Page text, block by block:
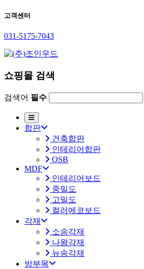
고객센터
031-5175-7043
쇼핑몰 검색
검색어 필수
합판
건축합판
인테리어합판
OSB
MDF
인테리어보드
중밀도
고밀도
컬러에코보드
각재
소송각재
나왕각재
뉴송각재
방부목